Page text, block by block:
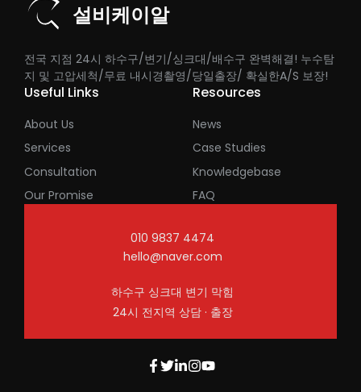
설비케이알
전국 지점 24시 하수구/변기/싱크대/배수구 완벽해결! 누수탐
지 및 고압세척/무료 내시경촬영/당일출장/ 확실한A/S 보장!
Useful Links
About Us
Services
Consultation
Our Promise
Resources
News
Case Studies
Knowledgebase
FAQ
010 9837 4474
hello@naver.com
하수구 싱크대 변기 막힘
24시 전지역 상담 · 출장